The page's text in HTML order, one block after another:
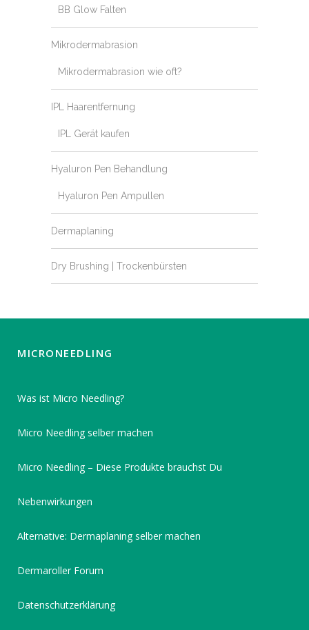
BB Glow Falten
Mikrodermabrasion
Mikrodermabrasion wie oft?
IPL Haarentfernung
IPL Gerät kaufen
Hyaluron Pen Behandlung
Hyaluron Pen Ampullen
Dermaplaning
Dry Brushing | Trockenbürsten
MICRONEEDLING
Was ist Micro Needling?
Micro Needling selber machen
Micro Needling – Diese Produkte brauchst Du
Nebenwirkungen
Alternative: Dermaplaning selber machen
Dermaroller Forum
Datenschutzerklärung